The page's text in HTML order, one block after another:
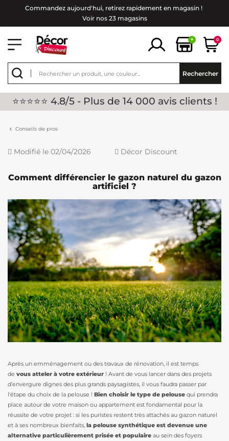
Commandez aujourd'hui, retirez rapidement en magasin !
Voir nos 23 magasins
+ 0
Rechercher
⭐⭐⭐⭐⭐ 4.8/5 - Plus de 14 000 avis clients !
Conseils de pros
Modifié le 02/04/2026 Décor Discount
Comment différencier le gazon naturel du gazon
artificiel ?
Après un emménagement ou des travaux de rénovation, il est temps
de vous atteler à votre extérieur ! Avant de vous lancer dans des projets
d’envergure dignes des plus grands paysagistes, il vous faudra passer par
l'étape du choix de la pelouse ! Bien choisir le type de pelouse qui prendra
place autour de votre maison ou appartement est fondamental pour la
réussite de votre projet : si les puristes restent très attachés au gazon naturel
et à ses nombreux bienfaits, la pelouse synthétique est devenue une
alternative particulièrement prisée et populaire au sein des foyers